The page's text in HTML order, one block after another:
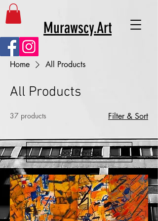
Murawscy.Art
Home All Products
All Products
37 products Filter & Sort
Load Previous